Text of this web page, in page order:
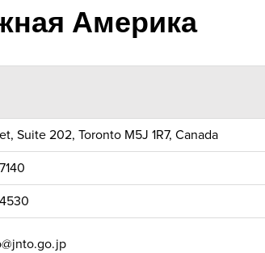
Америка
Suite 202, Toronto M5J 1R7, Canada